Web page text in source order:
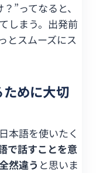
”ってなると、
しまう。出発前
とスムーズにス
めに大切
本語を使いたく
で話すことを意
然違う と思いま